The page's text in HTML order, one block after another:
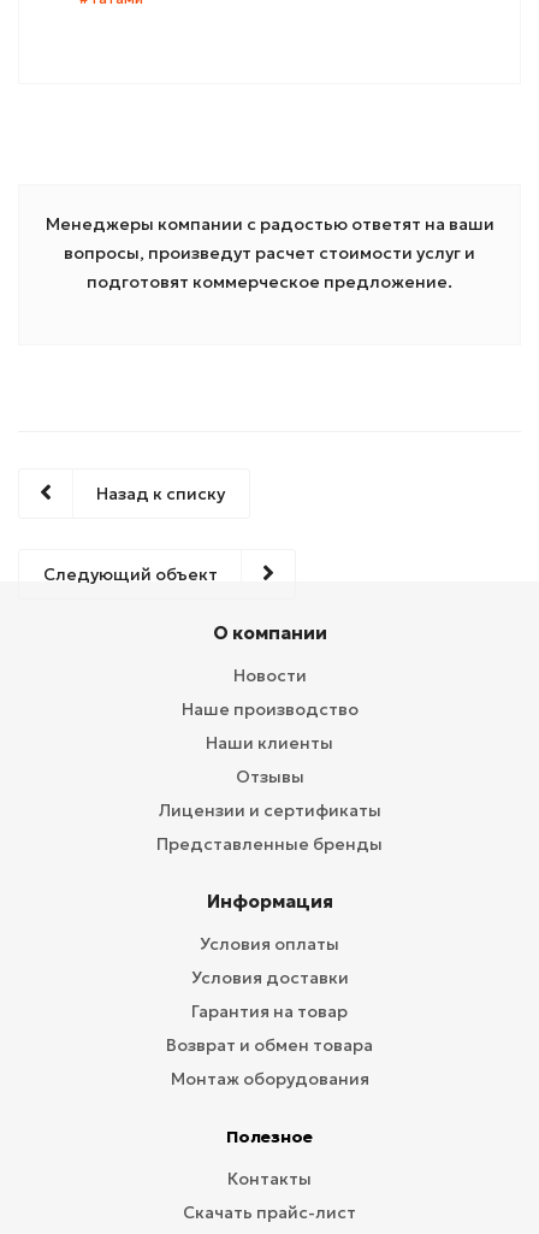
Менеджеры компании с радостью ответят на ваши
вопросы, произведут расчет стоимости услуг и
подготовят коммерческое предложение.
Назад к списку
Следующий объект
О компании
Новости
Наше производство
Наши клиенты
Отзывы
Лицензии и сертификаты
Представленные бренды
Информация
Условия оплаты
Условия доставки
Гарантия на товар
Возврат и обмен товара
Монтаж оборудования
Полезное
Контакты
Скачать прайс-лист